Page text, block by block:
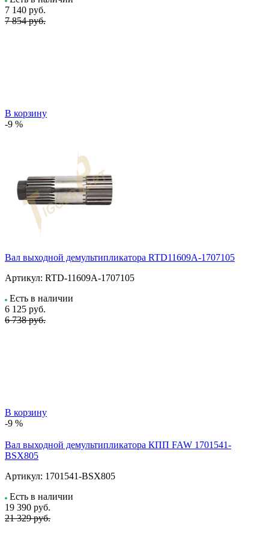
7 140 руб.
7 854 руб.
В корзину
-9 %
Вал выходной демультипликатора RTD11609A-1707105
Артикул: RTD-11609A-1707105
Есть в наличии
6 125 руб.
6 738 руб.
В корзину
-9 %
Вал выходной демультипликатора КПП FAW 1701541-
BSX805
Артикул: 1701541-BSX805
Есть в наличии
19 390 руб.
21 329 руб.